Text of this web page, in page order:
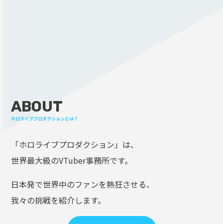
ABOUT
ホロライブプロダクションとは？
「ホロライブプロダクション」は、
世界最大級のVTuber事務所です。
日本発で世界中のファンを熱狂させる、
我々の挑戦を紹介します。